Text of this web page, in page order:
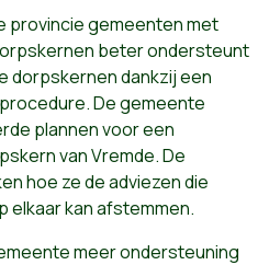
provincie gemeenten met
beter ondersteunt
dorpskernen dankzij een
De gemeente
plannen voor een
van Vremde. De
hoe ze de adviezen die
kan afstemmen.
meer ondersteuning